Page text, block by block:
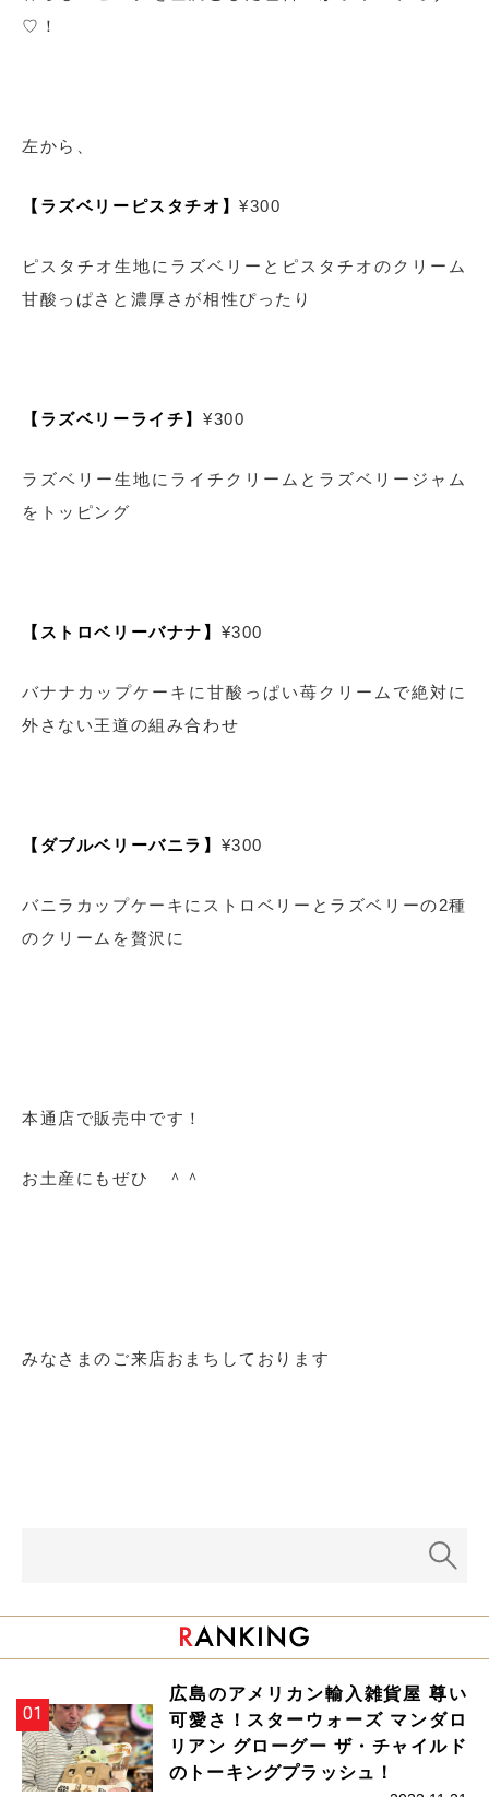
♡！
左から、
【ラズベリーピスタチオ】¥300
ピスタチオ生地にラズベリーとピスタチオのクリーム
甘酸っぱさと濃厚さが相性ぴったり
【ラズベリーライチ】 ¥300
ラズベリー生地にライチクリームとラズベリージャム
をトッピング
【ストロベリーバナナ】 ¥300
バナナカップケーキに甘酸っぱい苺クリームで絶対に
外さない王道の組み合わせ
【ダブルベリーバニラ】 ¥300
バニラカップケーキにストロベリーとラズベリーの2種
のクリームを贅沢に
本通店で販売中です！
お土産にもぜひ ＾＾
みなさまのご来店おまちしております
広島のアメリカン輸入雑貨屋 尊い
可愛さ！スターウォーズ マンダロ
リアン グローグー ザ・チャイルド
のトーキングプラッシュ！